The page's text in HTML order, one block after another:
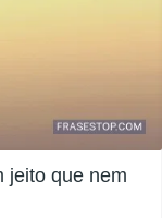
jeito que nem